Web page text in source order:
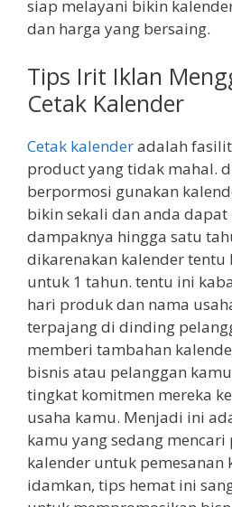
siap melayani bikin
dan harga yang bersaing.
Tips Irit Iklan
Cetak Kalender
Cetak kalenderadalah
product yang tidak mahal.
berpormosi gunakan
bikin sekali dan anda dapat
dampaknya hingga satu
dikarenakan kalender
untuk 1 tahun. tentu ini
hari produk dan nama
terpajang di dinding
memberi tambahan
bisnis atau pelanggan
tingkat komitmen mereka
usaha kamu. Menjadi ini
kamu yang sedang
kalender untuk pemesanan
idamkan, tips hemat ini